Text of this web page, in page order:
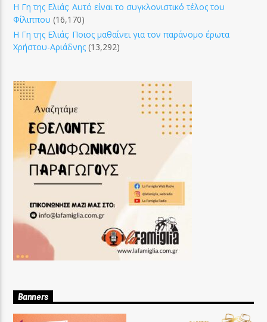
Η Γη της Ελιάς: Αυτό είναι το συγκλονιστικό τέλος του
Φίλιππου (16,170)
Η Γη της Ελιάς: Ποιος μαθαίνει για τον παράνομο έρωτα
Χρήστου-Αριάδνης (13,292)
Banners